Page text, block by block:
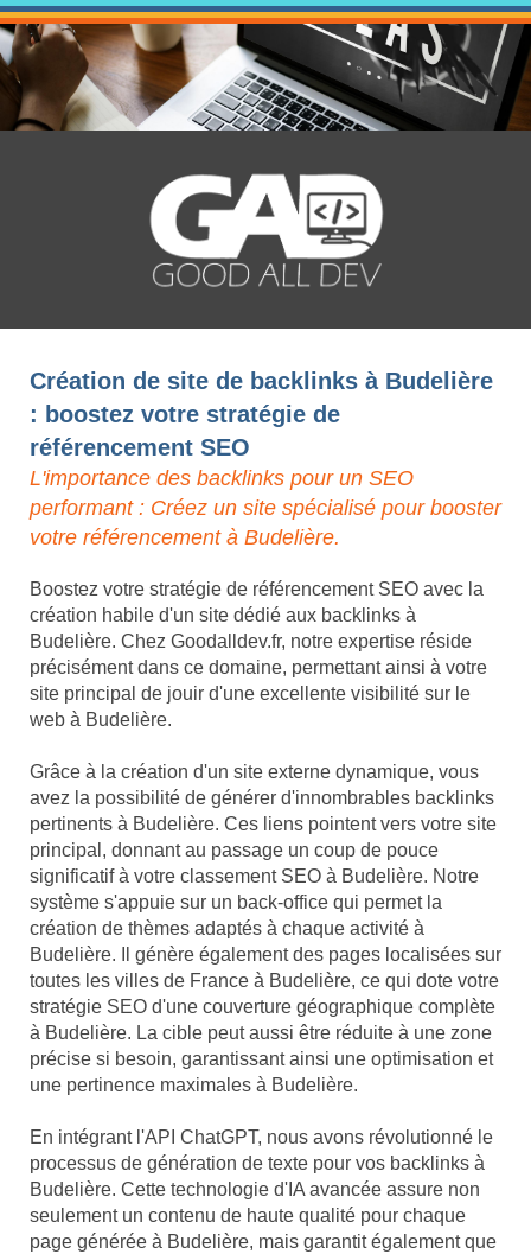
Création de site de backlinks à Budelière
: boostez votre stratégie de
référencement SEO
L'importance des backlinks pour un SEO
performant : Créez un site spécialisé pour booster
votre référencement à Budelière.
Boostez votre stratégie de référencement SEO avec la
création habile d'un site dédié aux backlinks à
Budelière. Chez Goodalldev.fr, notre expertise réside
précisément dans ce domaine, permettant ainsi à votre
site principal de jouir d'une excellente visibilité sur le
web à Budelière.
Grâce à la création d'un site externe dynamique, vous
avez la possibilité de générer d'innombrables backlinks
pertinents à Budelière. Ces liens pointent vers votre site
principal, donnant au passage un coup de pouce
significatif à votre classement SEO à Budelière. Notre
système s'appuie sur un back-office qui permet la
création de thèmes adaptés à chaque activité à
Budelière. Il génère également des pages localisées sur
toutes les villes de France à Budelière, ce qui dote votre
stratégie SEO d'une couverture géographique complète
à Budelière. La cible peut aussi être réduite à une zone
précise si besoin, garantissant ainsi une optimisation et
une pertinence maximales à Budelière.
En intégrant l'API ChatGPT, nous avons révolutionné le
processus de génération de texte pour vos backlinks à
Budelière. Cette technologie d'IA avancée assure non
seulement un contenu de haute qualité pour chaque
page générée à Budelière, mais garantit également que